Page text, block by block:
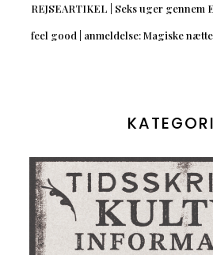
REJSEARTIKEL | Seks uger gennem
feel good | anmeldelse: Magiske